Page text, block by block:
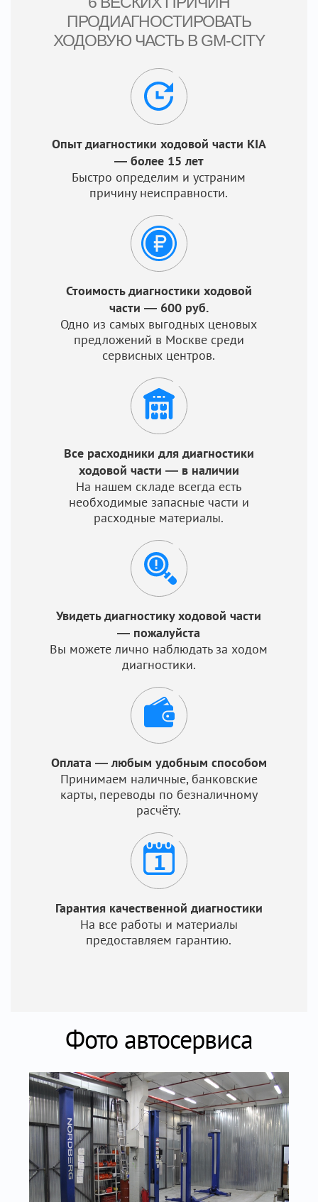
ПРОДИАГНОСТИРОВАТЬ
ХОДОВУЮ ЧАСТЬ В GM-CITY
Опыт диагностики ходовой части KIA
— более 15 лет
Быстро определим и устраним
причину неисправности.
Стоимость диагностики ходовой
части — 600 руб.
Одно из самых выгодных ценовых
предложений в Москве среди
сервисных центров.
Все расходники для диагностики
ходовой части — в наличии
На нашем складе всегда есть
необходимые запасные части и
расходные материалы.
Увидеть диагностику ходовой части
— пожалуйста
Вы можете лично наблюдать за ходом
диагностики.
Оплата — любым удобным способом
Принимаем наличные, банковские
карты, переводы по безналичному
расчёту.
Гарантия качественной диагностики
На все работы и материалы
предоставляем гарантию.
Фото автосервиса